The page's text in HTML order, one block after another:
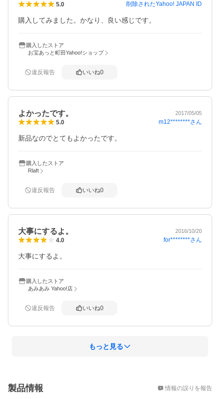
5.0 削除されたYahoo! JAPAN ID
購入してみました。かなり、良い感じです。
購入したストア
お宝あっと町田Yahoo!ショップ
違反報告 いいね0
よかったです。 2017/05/05
5.0 m12********さん
新品なのでとてもよかったです。
購入したストア
Rlaft
違反報告 いいね0
大事にするよ。 2016/10/20
4.0 for********さん
大事にするよ。
購入したストア
あみあみ Yahoo!店
違反報告 いいね0
もっと見る
製品情報 情報の誤りを報告